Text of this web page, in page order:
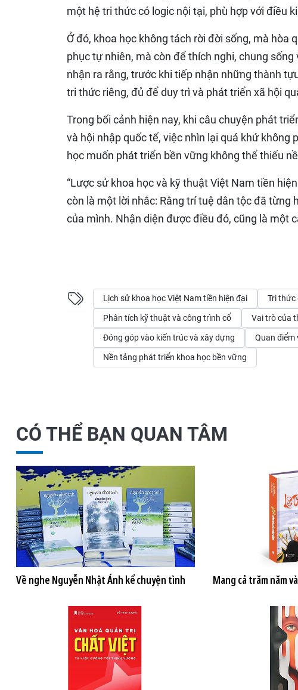
một hệ tri thức có logic nội tại, phù hợp với điều
Ở đó, khoa học không tách rời đời sống, mà hòa
phục tự nhiên, mà còn để thích nghi, chung
nhận ra rằng, trước khi tiếp nhận những thành
tri thức riêng, đủ để duy trì và phát triển xã hội
Trong bối cảnh hiện nay, khi câu chuyện phát
và hội nhập quốc tế, việc nhìn lại quá khứ
học muốn phát triển bền vững không thể thiếu
“Lược sử khoa học và kỹ thuật Việt Nam tiền
còn là một lời nhắc: Rằng trí tuệ dân tộc đã
của mình. Nhận diện được điều đó, cũng là một
Lịch sử khoa học Việt Nam tiền hiện đại Tri thức
Phân tích kỹ thuật và công trình cổ Vai trò của
Đóng góp vào kiến trúc và xây dựng Quan điểm
Nền tảng phát triển khoa học bền vững
CÓ THỂ BẠN QUAN TÂM
Về nghe Nguyễn Nhật Ánh kể chuyện tình Mang cả trăm năm